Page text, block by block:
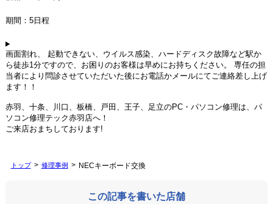
期間：5日程
画面割れ、 起動できない、ウイルス感染、ハードディスク故障など駅か
ら徒歩1分ですので、お困りのお客様は早めにお持ちください。 専任の担
当者により問診させていただいた後にお電話かメールにてご連絡差し上げ
ます！！
赤羽、十条、川口、板橋、戸田、王子、足立のPC・パソコン修理は、パ
ソコン修理テック赤羽店へ！
ご来店おまちしております!
トップ 修理事例 NECキーボード交換
この記事を書いた店舗